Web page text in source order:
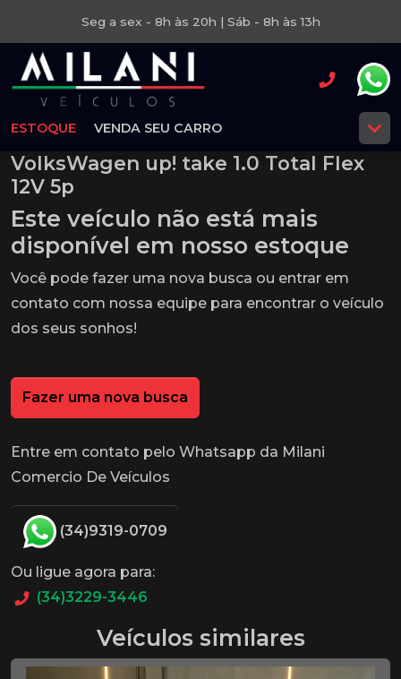
Seg a sex - 8h às 20h | Sáb - 8h às 13h
ESTOQUE VENDA SEU CARRO
VolksWagen up! take 1.0 Total Flex
12V 5p
Este veículo não está mais
disponível em nosso estoque
Você pode fazer uma nova busca ou entrar em
contato com nossa equipe para encontrar o veículo
dos seus sonhos!
Fazer uma nova busca
Entre em contato pelo Whatsapp da Milani
Comercio De Veículos
(34)9319-0709
Ou ligue agora para:
(34)3229-3446
Veículos similares